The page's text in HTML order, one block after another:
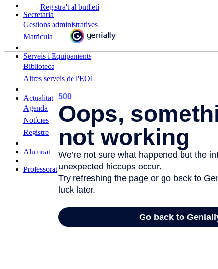
Secretaria
Gestions administratives
Matrícula
Serveis i Equipaments
Biblioteca
Altres serveis de l'EOI
Actualitat
Agenda
Notícies
Registre
Alumnat
Professorat
Registra't al butlletí